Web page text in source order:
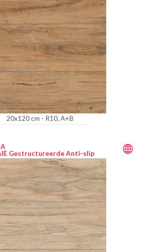
20x120 cm - R10, A+B
Gestructureerde Anti-slip